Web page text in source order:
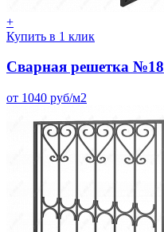
+
Купить в 1 клик
Сварная решетка №18
от 1040 руб/м2